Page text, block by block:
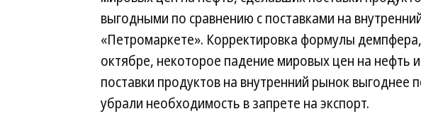
выгодными по сравнению с поставками на
«Петромаркете». Корректировка формулы
октябре, некоторое падение мировых цен на нефть
поставки продуктов на внутренний рынок выгоднее
убрали необходимость в запрете на экспорт.